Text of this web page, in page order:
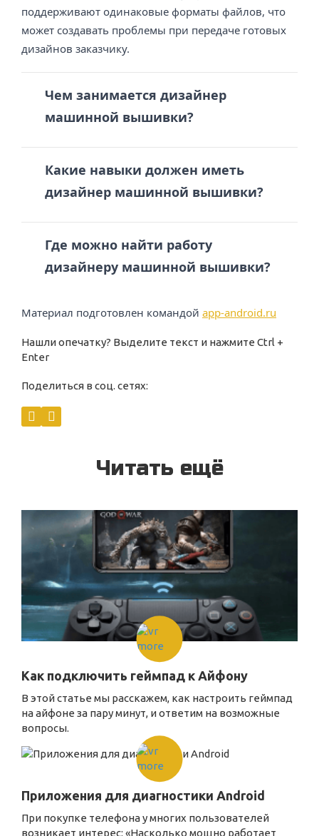
поддерживают одинаковые форматы файлов, что
может создавать проблемы при передаче готовых
дизайнов заказчику.
Чем занимается дизайнер
машинной вышивки?
Какие навыки должен иметь
дизайнер машинной вышивки?
Где можно найти работу
дизайнеру машинной вышивки?
Материал подготовлен командой app-android.ru
Нашли опечатку? Выделите текст и нажмите Ctrl +
Enter
Поделиться в соц. сетях:
Читать ещё
Как подключить геймпад к Айфону
В этой статье мы расскажем, как настроить геймпад
на айфоне за пару минут, и ответим на возможные
вопросы.
Приложения для диагностики Android
При покупке телефона у многих пользователей
возникает интерес: «Насколько мощно работает